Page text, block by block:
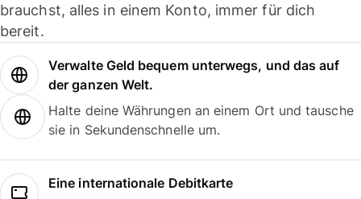
brauchst, alles in einem Konto, immer für dich
bereit.
Verwalte Geld bequem unterwegs, und das auf
der ganzen Welt.
Halte deine Währungen an einem Ort und tausche
sie in Sekundenschnelle um.
Eine internationale Debitkarte